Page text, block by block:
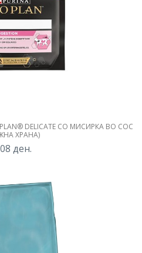
DELICATE СО МИСИРКА ВО СОС
ХРАНА)
ден.